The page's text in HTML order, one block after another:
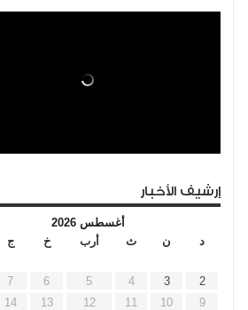
إرشيف الأخبار
أغسطس 2026
د
ن ث أرب خ ج
2
3
4
5
6
7
9
10
11
12
13
14